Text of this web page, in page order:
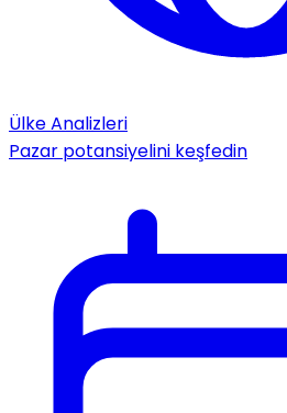
Ülke Analizleri
Pazar potansiyelini keşfedin